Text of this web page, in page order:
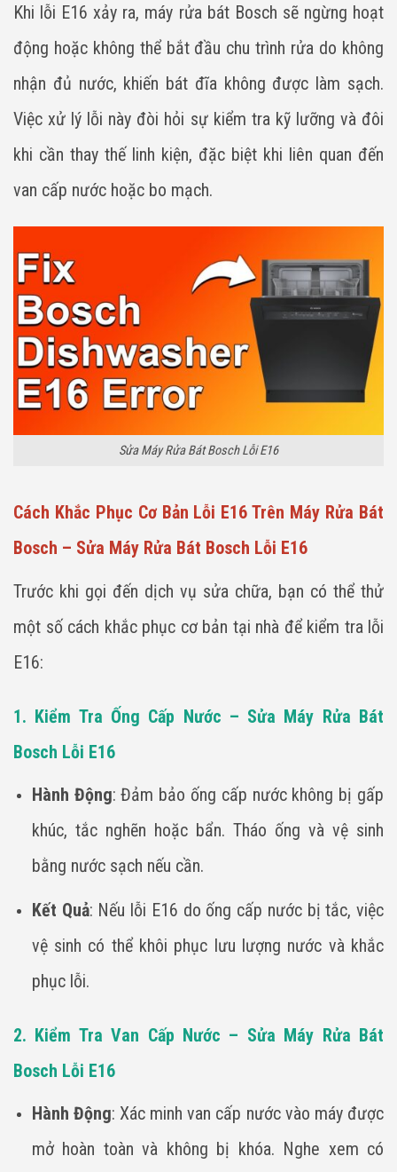
Khi lỗi E16 xảy ra, máy rửa bát Bosch sẽ ngừng hoạt
động hoặc không thể bắt đầu chu trình rửa do không
nhận đủ nước, khiến bát đĩa không được làm sạch.
Việc xử lý lỗi này đòi hỏi sự kiểm tra kỹ lưỡng và đôi
khi cần thay thế linh kiện, đặc biệt khi liên quan đến
van cấp nước hoặc bo mạch.
Sửa Máy Rửa Bát Bosch Lỗi E16
Cách Khắc Phục Cơ Bản Lỗi E16 Trên Máy Rửa Bát
Bosch – Sửa Máy Rửa Bát Bosch Lỗi E16
Trước khi gọi đến dịch vụ sửa chữa, bạn có thể thử
một số cách khắc phục cơ bản tại nhà để kiểm tra lỗi
E16:
1. Kiểm Tra Ống Cấp Nước – Sửa Máy Rửa Bát
Bosch Lỗi E16
Hành Động: Đảm bảo ống cấp nước không bị gấp
khúc, tắc nghẽn hoặc bẩn. Tháo ống và vệ sinh
bằng nước sạch nếu cần.
Kết Quả: Nếu lỗi E16 do ống cấp nước bị tắc, việc
vệ sinh có thể khôi phục lưu lượng nước và khắc
phục lỗi.
2. Kiểm Tra Van Cấp Nước – Sửa Máy Rửa Bát
Bosch Lỗi E16
Hành Động: Xác minh van cấp nước vào máy được
mở hoàn toàn và không bị khóa. Nghe xem có